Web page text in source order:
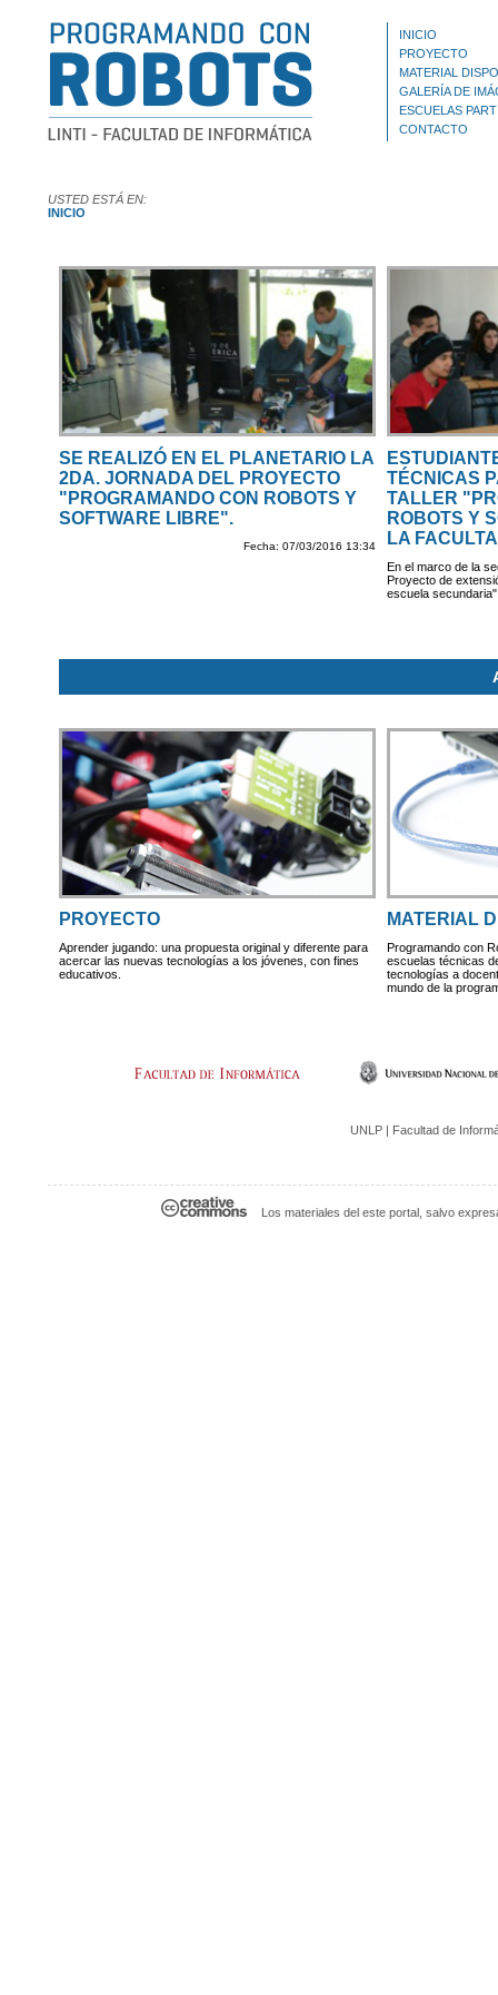
INICIO
PROYECTO
MATERIAL
GALERÍA DE
ESCUELAS
CONTACTO
USTED ESTÁ EN:
INICIO
SE REALIZÓ EN EL PLANETARIO LA
2DA. JORNADA DEL PROYECTO
"PROGRAMANDO CON ROBOTS Y
SOFTWARE LIBRE".
Fecha: 07/03/2016 13:34
TÉCNICAS
TALLER
ROBOTS Y
LA
En el marco de la
Proyecto de
escuela
PROYECTO
Aprender jugando: una propuesta original y diferente para
acercar las nuevas tecnologías a los jóvenes, con fines
educativos.
MATERIAL
Programando con
escuelas técnicas
tecnologías a
mundo de la
UNLP | Facultad de
Los materiales del este portal, salvo